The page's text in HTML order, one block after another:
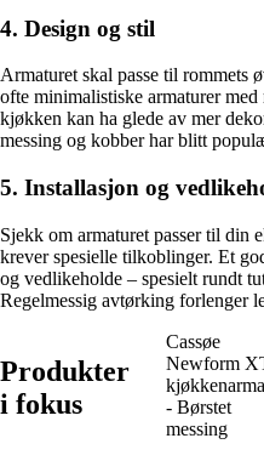
4. Design og stil
Armaturet skal passe til rommets
ofte minimalistiske armaturer
kjøkken kan ha glede av mer
messing og kobber har blitt
5. Installasjon og
Sjekk om armaturet passer til din
krever spesielle tilkoblinger. Et
og vedlikeholde – spesielt rundt
Regelmessig avtørking forlenger
Produkter
i fokus
Cassøe
Newform
- Børstet
messing